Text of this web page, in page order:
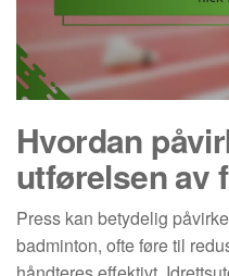
Hvordan
utførelsen av
Press kan betydelig
badminton, ofte føre til